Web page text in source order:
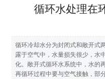
循环水处理在
循环冷却水分为封闭式和敞开式
露于空气中，水量损失很少，水
化。敞开式循环水系统中，水的
再循环过程中要与空气接触，部